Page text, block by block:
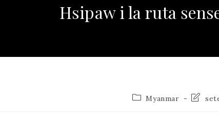
Hsipaw i la ruta
Categoria
Myanmar
Última